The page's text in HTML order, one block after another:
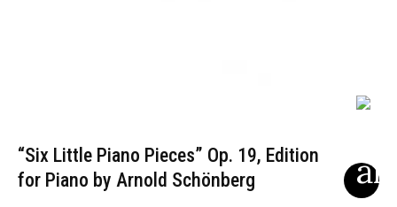
“Six Little Piano Pieces” Op. 19, Edition
for Piano by Arnold Schönberg